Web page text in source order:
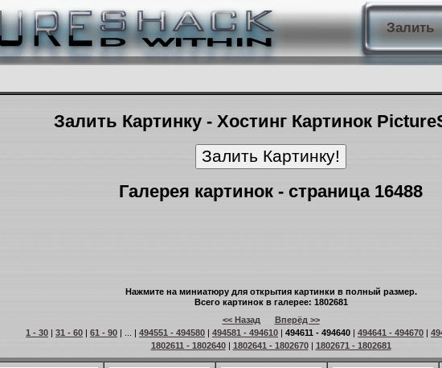
Залить
Залить Картинку - Хостинг Картинок
Галерея картинок - страница 16488
Нажмите на миниатюру для открытия картинки в полный размер.
Всего картинок в галерее: 1802681
<< Назад
Вперёд >>
1 - 30 | 31 - 60 | 61 - 90 | ... | 494551 - 494580 | 494581 - 494610 | 494611 - 494640 | 494641 - 494670 |
1802611 - 1802640| 1802641 - 1802670| 1802671 - 1802681